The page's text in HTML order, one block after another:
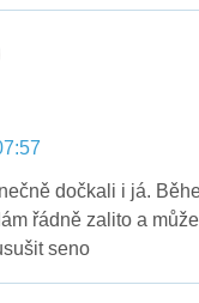
dočkali i já.
řádně zalito a
seno